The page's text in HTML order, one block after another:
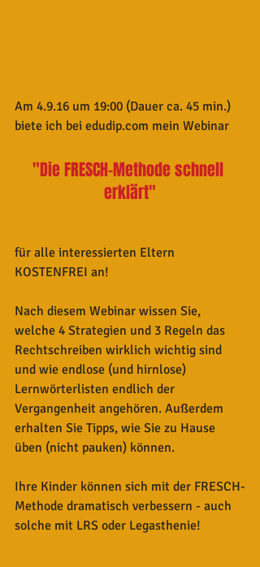
Am 4.9.16 um 19:00 (Dauer ca. 45 min.)
biete ich bei edudip.com mein Webinar
"Die FRESCH-Methode schnell
erklärt"
für alle interessierten Eltern
KOSTENFREI an!
Nach diesem Webinar wissen Sie,
welche 4 Strategien und 3 Regeln das
Rechtschreiben wirklich wichtig sind
und wie endlose (und hirnlose)
Lernwörterlisten endlich der
Vergangenheit angehören. Außerdem
erhalten Sie Tipps, wie Sie zu Hause
üben (nicht pauken) können.
Ihre Kinder können sich mit der FRESCH-
Methode dramatisch verbessern - auch
solche mit LRS oder Legasthenie!